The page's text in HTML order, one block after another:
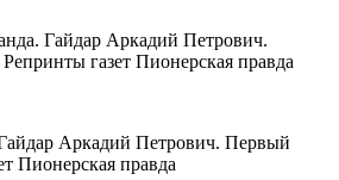
Гайдар Аркадий Петрович.
газет Пионерская правда
Аркадий Петрович. Первый
Пионерская правда